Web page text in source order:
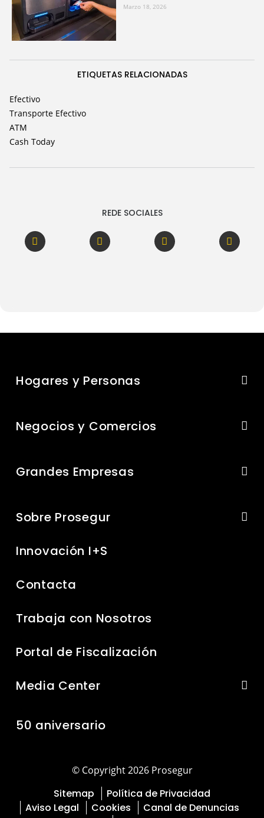
Marzo 18, 2026
ETIQUETAS RELACIONADAS
Efectivo
Transporte Efectivo
ATM
Cash Today
REDE SOCIALES
Hogares y Personas
Negocios y Comercios
Grandes Empresas
Sobre Prosegur
Innovación I+S
Contacta
Trabaja con Nosotros
Portal de Fiscalización
Media Center
50 aniversario
© Copyright 2026 Prosegur
Sitemap
Política de Privacidad
Aviso Legal
Cookies
Canal de Denuncias